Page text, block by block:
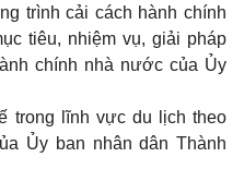
trình cải cách hành chính
tiêu, nhiệm vụ, giải pháp
chính nhà nước của Ủy
trong lĩnh vực du lịch theo
Ủy ban nhân dân Thành